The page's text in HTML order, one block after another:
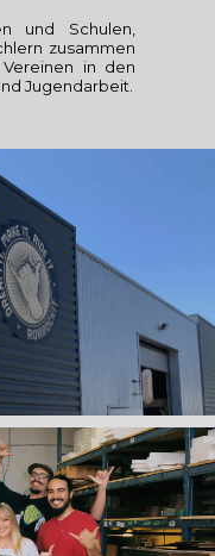
und Schulen,
zusammen
in den
Jugendarbeit.